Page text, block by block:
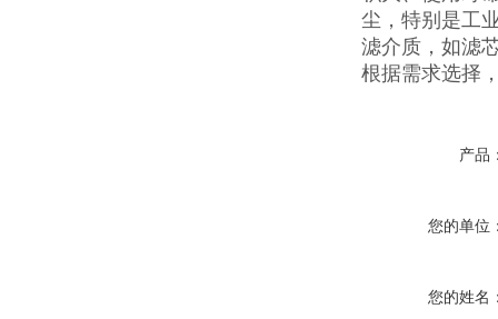
尘，特别是工
滤介质，如滤
根据需求选择
产品
您的单位
您的姓名